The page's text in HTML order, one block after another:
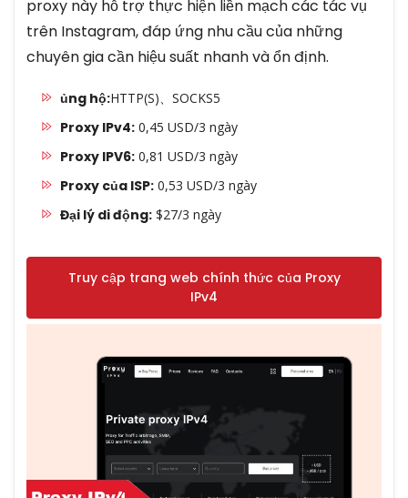
proxy này hỗ trợ thực hiện liền mạch các tác vụ
trên Instagram, đáp ứng nhu cầu của những
chuyên gia cần hiệu suất nhanh và ổn định.
ủng hộ:HTTP(S)、SOCKS5
Proxy IPv4:0,45 USD/3 ngày
Proxy IPV6:0,81 USD/3 ngày
Proxy của ISP:0,53 USD/3 ngày
Đại lý di động:$27/3 ngày
Truy cập trang web chính thức của Proxy
IPv4